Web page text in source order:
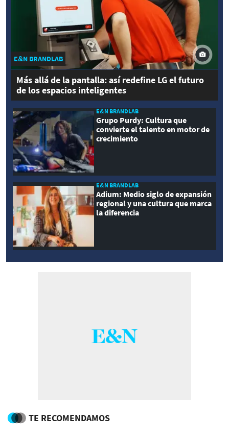
E&N BRANDLAB
Más allá de la pantalla: así redefine LG el futuro
de los espacios inteligentes
E&N BRANDLAB
Grupo Purdy: Cultura que
convierte el talento en motor de
crecimiento
E&N BRANDLAB
Adium: Medio siglo de expansión
regional y una cultura que marca
la diferencia
TE RECOMENDAMOS